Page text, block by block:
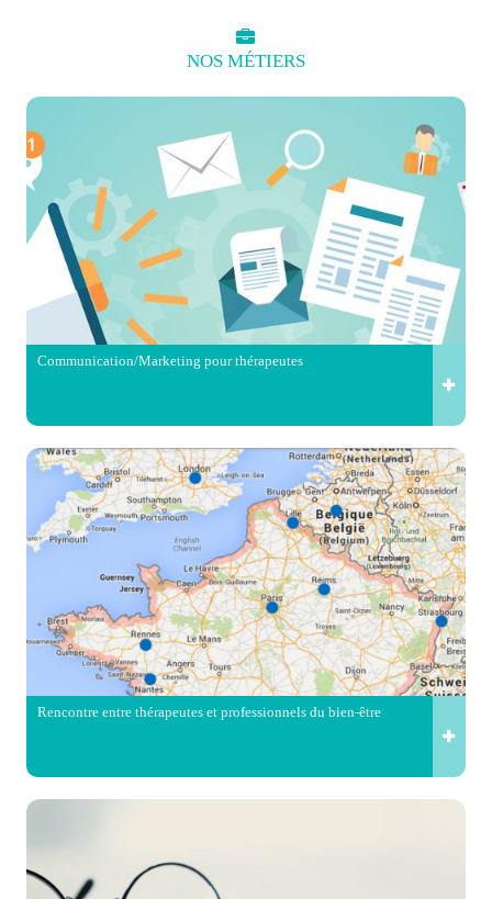
NOS MÉTIERS
Communication/Marketing pour thérapeutes
Rencontre entre thérapeutes et professionnels du bien-être